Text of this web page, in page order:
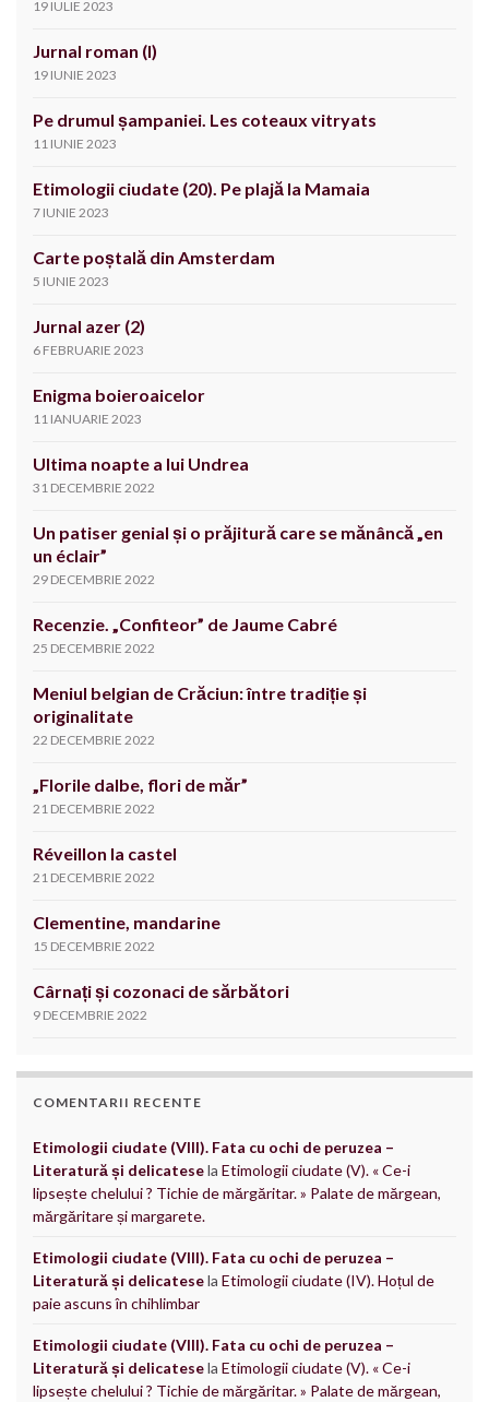
19 IULIE 2023
Jurnal roman (I)
19 IUNIE 2023
Pe drumul șampaniei. Les coteaux vitryats
11 IUNIE 2023
Etimologii ciudate (20). Pe plajă la Mamaia
7 IUNIE 2023
Carte poștală din Amsterdam
5 IUNIE 2023
Jurnal azer (2)
6 FEBRUARIE 2023
Enigma boieroaicelor
11 IANUARIE 2023
Ultima noapte a lui Undrea
31 DECEMBRIE 2022
Un patiser genial și o prăjitură care se mănâncă „en
un éclair”
29 DECEMBRIE 2022
Recenzie. „Confiteor” de Jaume Cabré
25 DECEMBRIE 2022
Meniul belgian de Crăciun: între tradiție și
originalitate
22 DECEMBRIE 2022
„Florile dalbe, flori de măr”
21 DECEMBRIE 2022
Réveillon la castel
21 DECEMBRIE 2022
Clementine, mandarine
15 DECEMBRIE 2022
Cârnați și cozonaci de sărbători
9 DECEMBRIE 2022
COMENTARII RECENTE
Etimologii ciudate (VIII). Fata cu ochi de peruzea –
Literatură și delicatesela Etimologii ciudate (V). « Ce-i
lipsește chelului ? Tichie de mărgăritar. » Palate de mărgean,
mărgăritare și margarete.
Etimologii ciudate (VIII). Fata cu ochi de peruzea –
Literatură și delicatesela Etimologii ciudate (IV). Hoțul de
paie ascuns în chihlimbar
Etimologii ciudate (VIII). Fata cu ochi de peruzea –
Literatură și delicatesela Etimologii ciudate (V). « Ce-i
lipsește chelului ? Tichie de mărgăritar. » Palate de mărgean,